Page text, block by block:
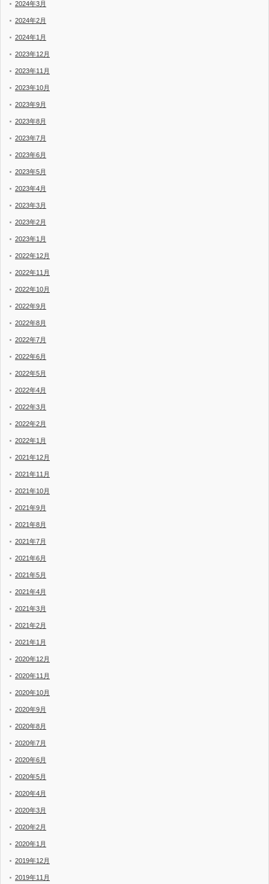
2024年3月
2024年2月
2024年1月
2023年12月
2023年11月
2023年10月
2023年9月
2023年8月
2023年7月
2023年6月
2023年5月
2023年4月
2023年3月
2023年2月
2023年1月
2022年12月
2022年11月
2022年10月
2022年9月
2022年8月
2022年7月
2022年6月
2022年5月
2022年4月
2022年3月
2022年2月
2022年1月
2021年12月
2021年11月
2021年10月
2021年9月
2021年8月
2021年7月
2021年6月
2021年5月
2021年4月
2021年3月
2021年2月
2021年1月
2020年12月
2020年11月
2020年10月
2020年9月
2020年8月
2020年7月
2020年6月
2020年5月
2020年4月
2020年3月
2020年2月
2020年1月
2019年12月
2019年11月